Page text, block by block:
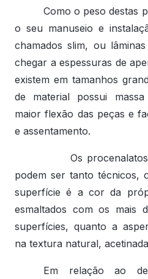
Como o peso destas
o seu manuseio e
chamados slim, ou
chegar a espessuras de
existem em tamanhos
de material possui
maior flexão das peças e
e assentamento.
Os procenalatos de
podem ser tanto técnicos,
superfície é a cor da
esmaltados com os mais
superfícies, quanto a
na textura natural,
Em relação ao